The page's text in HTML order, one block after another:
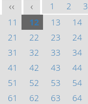
<< < 1 2 3
11
12 13 14
21
22 23 24
31
32 33 34
41
42 43 44
51
52 53 54
61
62 63 64